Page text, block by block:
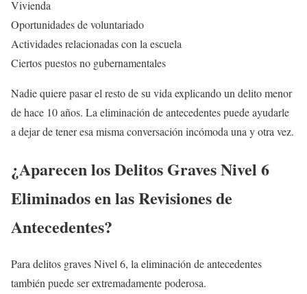
Vivienda
Oportunidades de voluntariado
Actividades relacionadas con la escuela
Ciertos puestos no gubernamentales
Nadie quiere pasar el resto de su vida explicando un delito menor
de hace 10 años. La eliminación de antecedentes puede ayudarle
a dejar de tener esa misma conversación incómoda una y otra vez.
¿Aparecen los Delitos Graves Nivel 6
Eliminados en las Revisiones de
Antecedentes?
Para delitos graves Nivel 6, la eliminación de antecedentes
también puede ser extremadamente poderosa.